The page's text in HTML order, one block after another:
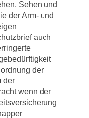
Sehen und
der Arm- und
auch
der
der
wenn der